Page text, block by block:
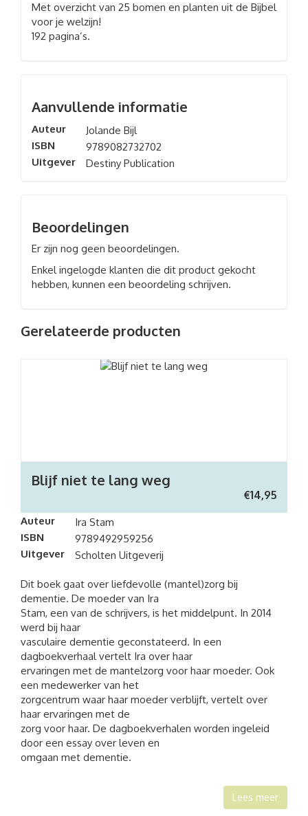
Met overzicht van 25 bomen en planten uit de Bijbel
voor je welzijn!
192 pagina’s.
Aanvullende informatie
Auteur
Jolande Bijl
ISBN
9789082732702
Uitgever
Destiny Publication
Beoordelingen
Er zijn nog geen beoordelingen.
Enkel ingelogde klanten die dit product gekocht
hebben, kunnen een beoordeling schrijven.
Gerelateerde producten
Blijf niet te lang weg
€14,95
Auteur
Ira Stam
ISBN
9789492959256
Uitgever
Scholten Uitgeverij
Dit boek gaat over liefdevolle (mantel)zorg bij
dementie. De moeder van Ira
Stam, een van de schrijvers, is het middelpunt. In 2014
werd bij haar
vasculaire dementie geconstateerd. In een
dagboekverhaal vertelt Ira over haar
ervaringen met de mantelzorg voor haar moeder. Ook
een medewerker van het
zorgcentrum waar haar moeder verblijft, vertelt over
haar ervaringen met de
zorg voor haar. De dagboekverhalen worden ingeleid
door een essay over leven en
omgaan met dementie.
Lees meer